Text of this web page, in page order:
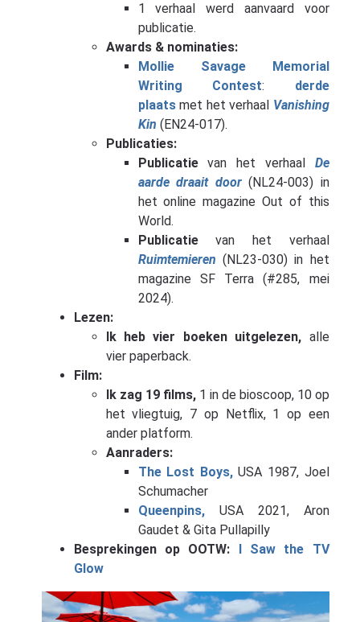
1 verhaal werd aanvaard voor
publicatie.
Awards & nominaties:
Mollie Savage Memorial
Writing Contest: derde
plaatsmet het verhaal Vanishing
Kin (EN24-017).
Publicaties:
Publicatievan het verhaal De
aarde draait door(NL24-003) in
het online magazine Out of this
World.
Publicatievan het verhaal
Ruimtemieren (NL23-030) in het
magazine SF Terra (#285, mei
2024).
Lezen:
Ik heb vier boeken uitgelezen, alle
vier paperback.
Film:
Ik zag 19 films,1 in de bioscoop, 10 op
het vliegtuig, 7 op Netflix, 1 op een
ander platform.
Aanraders:
The Lost Boys,USA 1987, Joel
Schumacher
Queenpins,USA 2021, Aron
Gaudet & Gita Pullapilly
Besprekingen op OOTW:
I Saw the TV
Glow